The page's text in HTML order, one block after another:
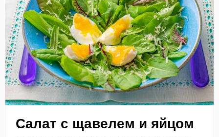
Салат с щавелем и яйцом